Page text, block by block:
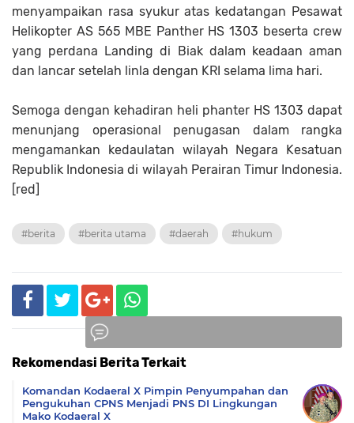
menyampaikan rasa syukur atas kedatangan Pesawat
Helikopter AS 565 MBE Panther HS 1303 beserta crew
yang perdana Landing di Biak dalam keadaan aman
dan lancar setelah linla dengan KRI selama lima hari.
Semoga dengan kehadiran heli phanter HS 1303 dapat
menunjang operasional penugasan dalam rangka
mengamankan kedaulatan wilayah Negara Kesatuan
Republik Indonesia di wilayah Perairan Timur Indonesia.
[red]
#berita #berita utama #daerah #hukum
Rekomendasi Berita Terkait
Komandan Kodaeral X Pimpin Penyumpahan dan
Pengukuhan CPNS Menjadi PNS DI Lingkungan
Mako Kodaeral X